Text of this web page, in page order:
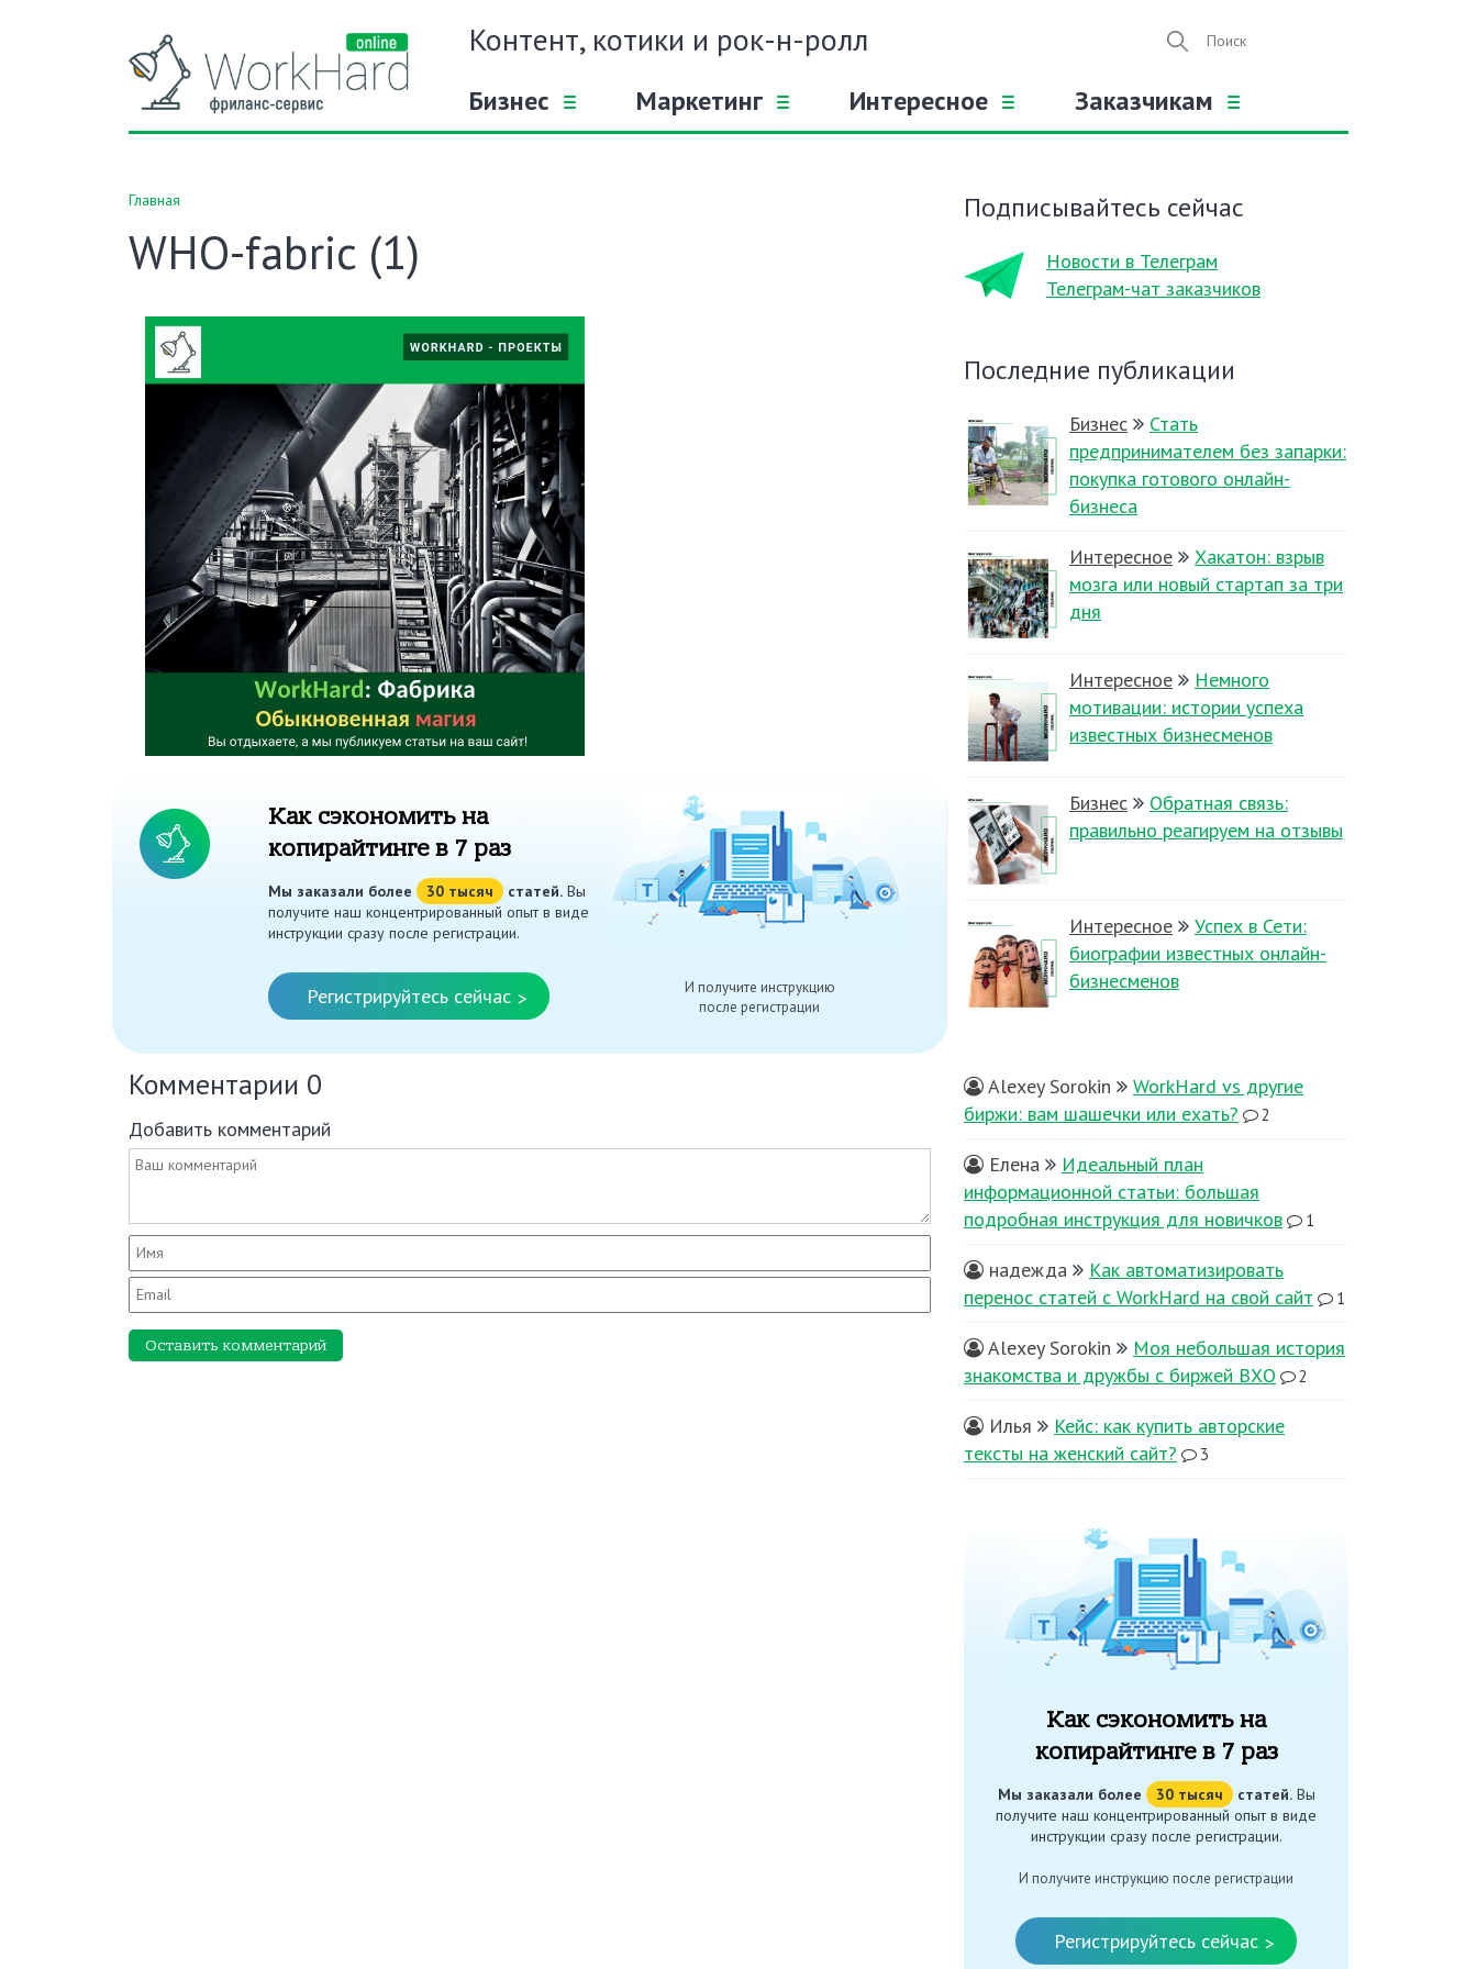
Контент, котики и рок-н-ролл
Бизнес Маркетинг Интересное Заказчикам
Главная
WHO-fabric (1)
Как сэкономить на
копирайтинге в 7 раз
Мы заказали более 30 тысяч статей.Вы
получите наш концентрированный опыт в виде
инструкции сразу после регистрации.
Регистрируйтесь сейчас >
И получите инструкцию
после регистрации
Комментарии 0
Добавить комментарий
Оставить комментарий
Подписывайтесь сейчас
Новости в Телеграм
Телеграм-чат заказчиков
Последние публикации
Бизнес
Стать
предпринимателем без запарки:
покупка готового онлайн-
бизнеса
Интересное
Хакатон: взрыв
мозга или новый стартап за три
дня
Интересное
Немного
мотивации: истории успеха
известных бизнесменов
Бизнес
Обратная связь:
правильно реагируем на отзывы
Интересное
Успех в Сети:
биографии известных онлайн-
бизнесменов
Alexey Sorokin
WorkHard vs другие
биржи: вам шашечки или ехать?
2
Елена
Идеальный план
информационной статьи: большая
подробная инструкция для новичков
1
надежда
Как автоматизировать
перенос статей с WorkHard на свой сайт
1
Alexey Sorokin
Моя небольшая история
знакомства и дружбы с биржей ВХО
2
Илья
Кейс: как купить авторские
тексты на женский сайт?
3
Как сэкономить на
копирайтинге в 7 раз
Мы заказали более 30 тысяч статей.Вы
получите наш концентрированный опыт в виде
инструкции сразу после регистрации.
И получите инструкцию после регистрации
Регистрируйтесь сейчас >